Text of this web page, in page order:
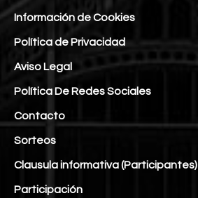
Información de Cookies
Política de Privacidad
Aviso Legal
Política De Redes Sociales
Contacto
Sorteos
Clausula informativa (Participantes)
Participación